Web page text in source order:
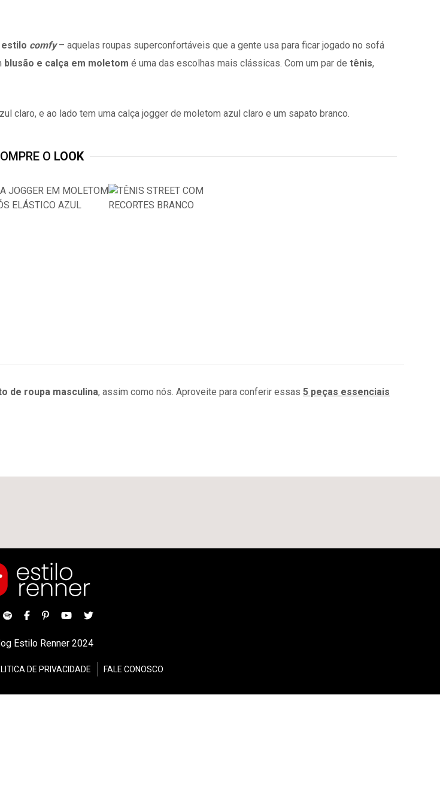
estilo comfy– aquelas roupas superconfortáveis que a gente usa para ficar jogado no sofá
blusão e calça em moletom é uma das escolhas mais clássicas. Com um par de tênis,
O LOOK
de roupa masculina, assim como nós. Aproveite para conferir essas 5 peças essenciais
Estilo Renner 2024
DE PRIVACIDADE FALE CONOSCO